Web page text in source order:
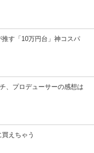
推す「10万円台」神コスパ
、プロデューサーの感想は
えちゃう